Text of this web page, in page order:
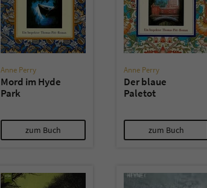
Anne Perry
Mord im Hyde
Park
zum Buch
Anne Perry
Der blaue
Paletot
zum Buch